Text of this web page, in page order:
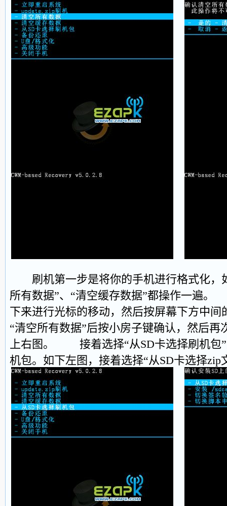
刷机第一步是将你的手机进行格式化，
所有数据”、“清空缓存数据”都操作一遍
下来进行光标的移动，然后按屏幕下方中间
“清空所有数据”后按小房子键确认，然后再
上右图。 接着选择“从SD卡选择刷机包”
机包。如下左图，接着选择“从SD卡选择zip